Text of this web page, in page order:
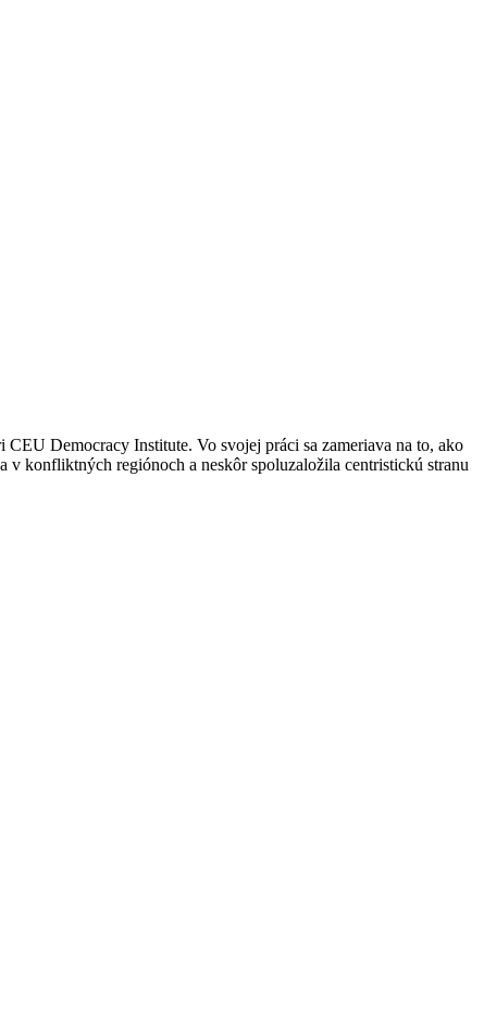
Democracy Institute. Vo svojej práci sa zameriava na to, ako
konfliktných regiónoch a neskôr spoluzaložila centristickú stranu